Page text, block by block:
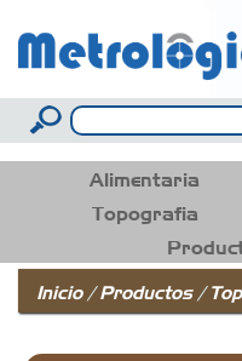
Formulario de búsqueda
Buscar
Alimentaria
Topografia
Inicio / Productos /